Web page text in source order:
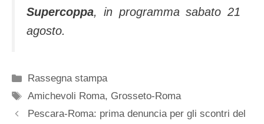
Supercoppa, in programma sabato 21
agosto.
Categorie
Rassegna stampa
Tag
Amichevoli Roma, Grosseto-Roma
Pescara-Roma: prima denuncia per gli scontri del